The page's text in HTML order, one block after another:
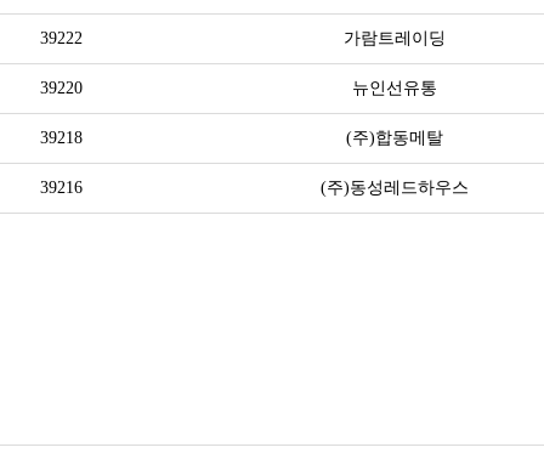
39222 가람트레이딩
39220 뉴인선유통
39218 (주)합동메탈
39216 (주)동성레드하우스